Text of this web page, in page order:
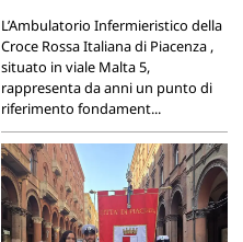
L’Ambulatorio Infermieristico della
Croce Rossa Italiana di Piacenza ,
situato in viale Malta 5,
rappresenta da anni un punto di
riferimento fondament...